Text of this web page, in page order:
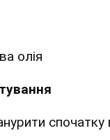
олія